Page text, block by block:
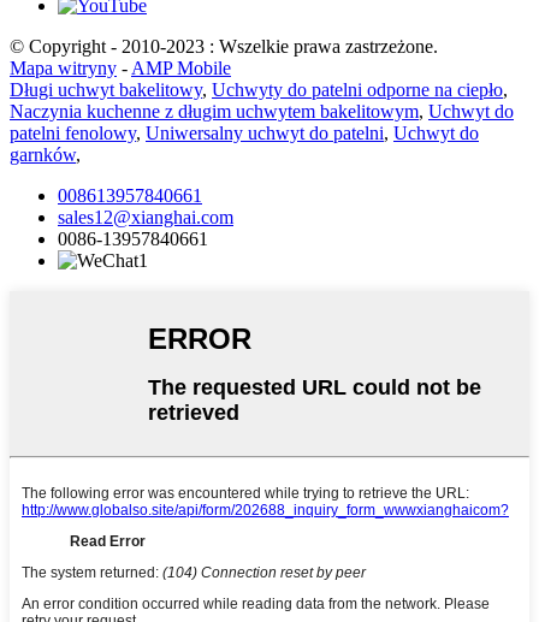
© Copyright - 2010-2023 : Wszelkie prawa zastrzeżone.
Mapa witryny - AMP Mobile
Długi uchwyt bakelitowy, Uchwyty do patelni odporne na ciepło,
Naczynia kuchenne z długim uchwytem bakelitowym, Uchwyt do
patelni fenolowy, Uniwersalny uchwyt do patelni, Uchwyt do
garnków,
008613957840661
sales12@xianghai.com
0086-13957840661